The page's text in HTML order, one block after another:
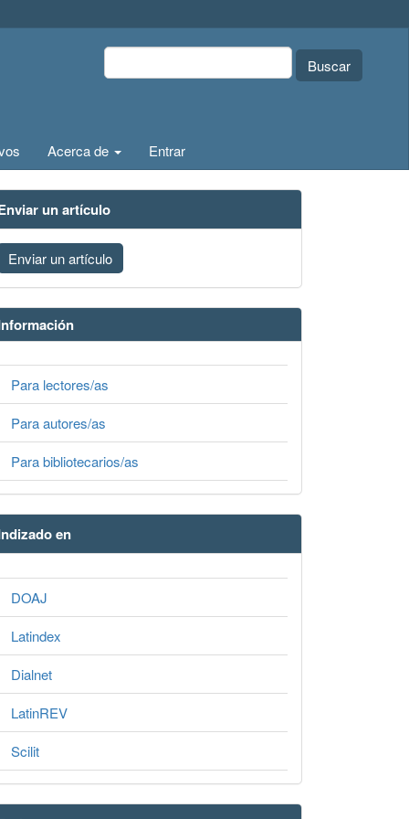
Buscar
Acerca de Entrar
un artículo
Enviar un artículo
Para lectores/as
Para autores/as
Para bibliotecarios/as
en
DOAJ
Latindex
Dialnet
LatinREV
Scilit